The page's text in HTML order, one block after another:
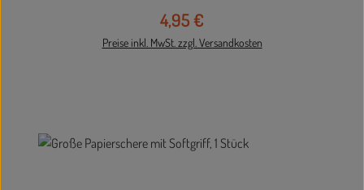
Regulärer Preis:
4,95 €
Preise inkl. MwSt. zzgl. Versandkosten
In den Warenkorb